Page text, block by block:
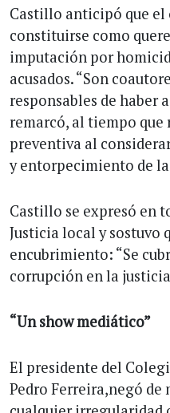
Castillo anticipó que
constituirse como
imputación por
acusados. “Son
responsables de haber
remarcó, al tiempo
preventiva al
y entorpecimiento de
Castillo se expresó en
Justicia local y sostuvo
encubrimiento: “Se
corrupción en la
“Un show mediático”
El presidente del
Pedro Ferreira,negó de